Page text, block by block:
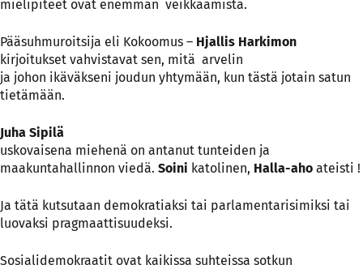
mielipiteet ovat enemmän veikkaamista.
Pääsuhmuroitsija eli Kokoomus – Hjallis Harkimon
kirjoitukset vahvistavat sen, mitä arvelin
ja johon ikäväkseni joudun yhtymään, kun tästä jotain satun
tietämään.
Juha Sipilä
uskovaisena miehenä on antanut tunteiden ja
maakuntahallinnon viedä. Soini katolinen, Halla-aho ateisti !
Ja tätä kutsutaan demokratiaksi tai parlamentarisimiksi tai
luovaksi pragmaattisuudeksi.
Sosialidemokraatit ovat kaikissa suhteissa sotkun